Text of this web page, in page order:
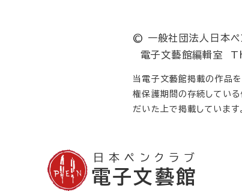
© 一般社団法人日
電子文藝館編輯
当電子文藝館掲載の作品を
権保護期間の存続してい
だいた上で掲載しています
日本ペンクラブ
電子文藝館